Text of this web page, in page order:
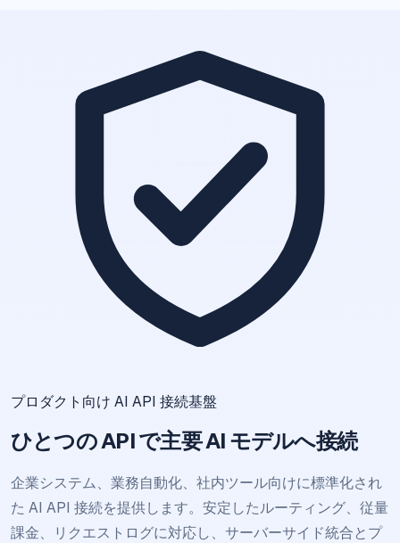
プロダクト向け AI API 接続基盤
ひとつのAPIで主要 AI モデルへ接続
企業システム、業務自動化、社内ツール向けに標準化され
た AI API 接続を提供します。安定したルーティング、従量
課金、リクエストログに対応し、サーバーサイド統合とプ